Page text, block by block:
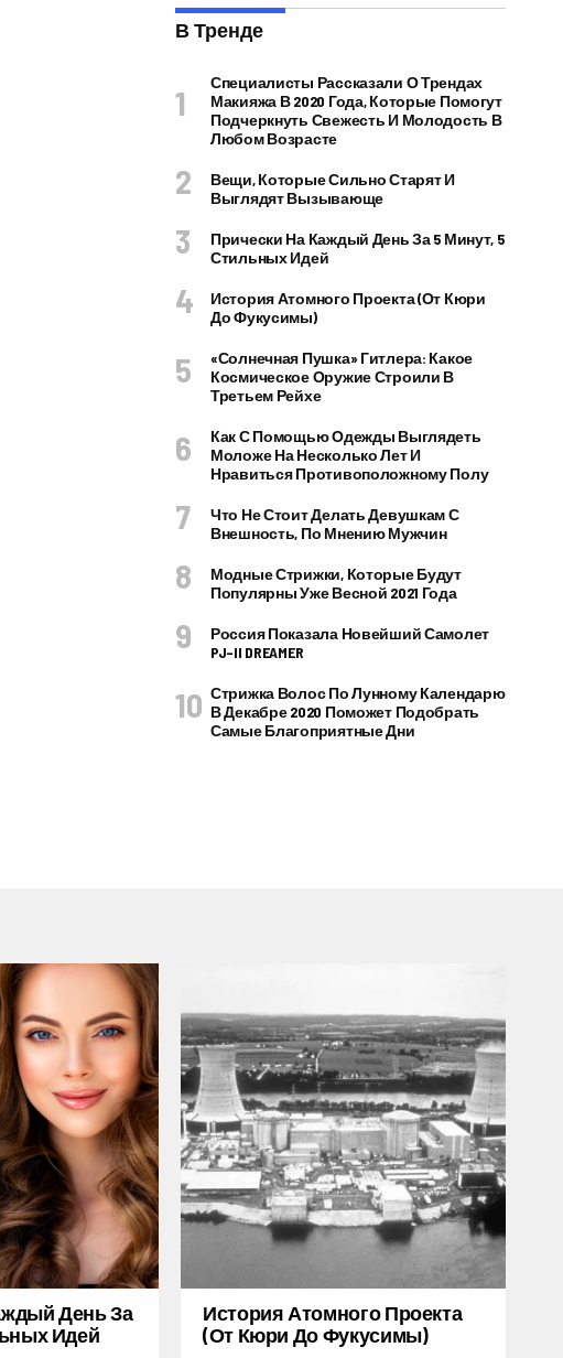
В Тренде
Специалисты Рассказали О Трендах
Макияжа В 2020 Года, Которые Помогут
Подчеркнуть Свежесть И Молодость В
Любом Возрасте
Вещи, Которые Сильно Старят И
Выглядят Вызывающе
Прически На Каждый День За 5 Минут, 5
Стильных Идей
История Атомного Проекта (от Кюри
До Фукусимы)
«Солнечная Пушка» Гитлера: Какое
Космическое Оружие Строили В
Третьем Рейхе
Как С Помощью Одежды Выглядеть
Моложе На Несколько Лет И
Нравиться Противоположному Полу
Что Не Стоит Делать Девушкам С
Внешность, По Мнению Мужчин
Модные Стрижки, Которые Будут
Популярны Уже Весной 2021 Года
Россия Показала Новейший Самолет
PJ–II DREAMER
Стрижка Волос По Лунному Календарю
В Декабре 2020 Поможет Подобрать
Самые Благоприятные Дни
День За
Идей
История Атомного Проекта
(от Кюри До Фукусимы)